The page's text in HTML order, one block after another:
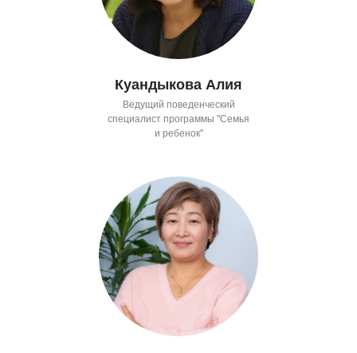
Куандыкова Алия
Ведущий поведенческий
специалист программы "Семья
и ребенок"